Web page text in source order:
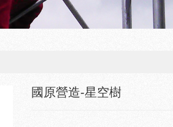
國原營造-星空樹